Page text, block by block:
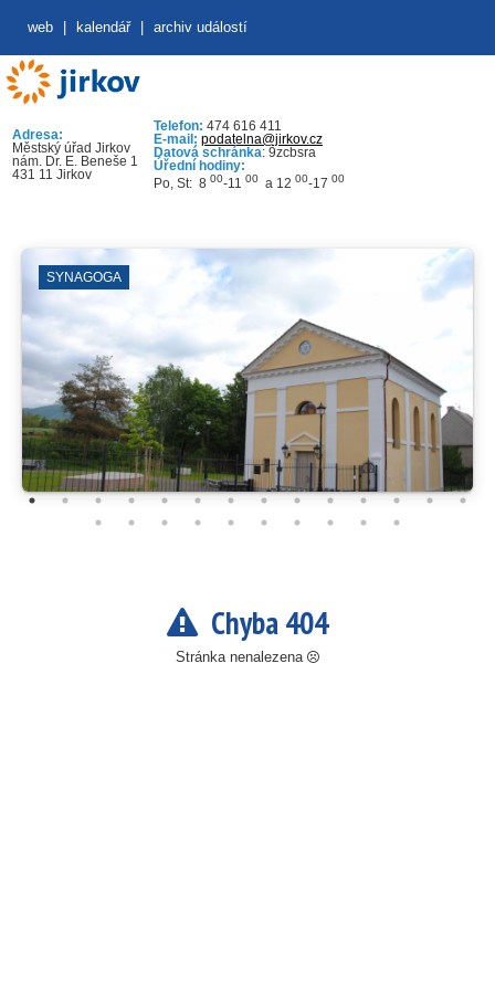
web kalendář archiv událostí
Adresa:
Městský úřad Jirkov
nám. Dr. E. Beneše 1
431 11 Jirkov
Telefon: 474 616 411
E-mail: podatelna@jirkov.cz
Datová schránka: 9zcbsra
Úřední hodiny:
Po, St: 8 00-11 00 a 12 00-17 00
SYNAGOGA
Chyba 404
Stránka nenalezena